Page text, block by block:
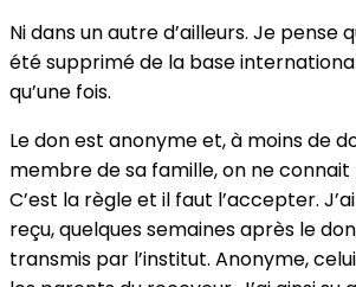
Ni dans un autre d’ailleurs. Je pense
été supprimé de la base
qu’une fois.
Le don est anonyme et, à moins de
membre de sa famille, on ne
C’est la règle et il faut l’accepter.
reçu, quelques semaines après le
transmis par l’institut. Anonyme,